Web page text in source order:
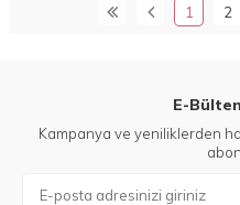
1 2
E-
Kampanya ve yeniliklerden